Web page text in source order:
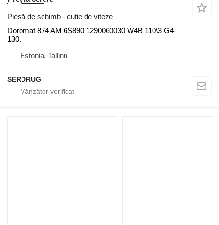
Piesă de schimb - cutie de viteze
Doromat 874 AM 6S890 1290060030 W4B 110\3 G4-
130.
Estonia, Tallinn
SERDRUG